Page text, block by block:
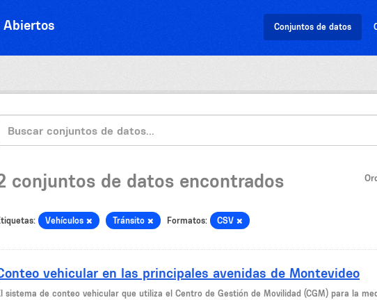
Conjuntos de datos
conjuntos de datos encontrados
Vehículos Tránsito Formatos: CSV
vehicular en las principales avenidas de Montevideo
sistema de conteo vehicular que utiliza el Centro de Gestión de Movilidad (CGM) para la